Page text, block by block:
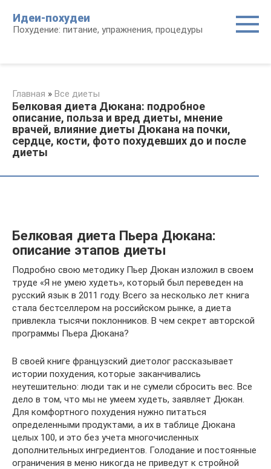
контенту
Идеи-похудеи
Похудение: питание, упражнения, процедуры
Главная » Все диеты
Белковая диета Дюкана: подробное
описание, польза и вред диеты, мнение
врачей, влияние диеты Дюкана на почки,
сердце, кости, фото похудевших до и после
диеты
Белковая диета Пьера Дюкана:
описание этапов диеты
Подробно свою методику Пьер Дюкан изложил в своем
труде «Я не умею худеть», который был переведен на
русский язык в 2011 году. Всего за несколько лет книга
стала бестселлером на российском рынке, а диета
привлекла тысячи поклонников. В чем секрет авторской
программы Пьера Дюкана?
В своей книге французский диетолог рассказывает
истории похудения, которые заканчивались
неутешительно: люди так и не сумели сбросить вес. Все
дело в том, что мы не умеем худеть, заявляет Дюкан.
Для комфортного похудения нужно питаться
определенными продуктами, а их в таблице Дюкана
целых 100, и это без учета многочисленных
дополнительных ингредиентов. Голодание и постоянные
ограничения в меню никогда не приведут к стройной